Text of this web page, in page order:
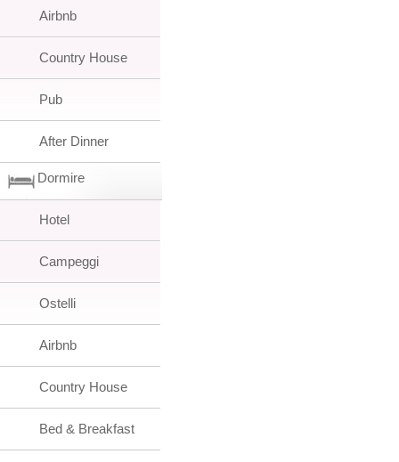
Airbnb
Country House
Pub
After Dinner
Dormire
Hotel
Campeggi
Ostelli
Airbnb
Country House
Bed & Breakfast